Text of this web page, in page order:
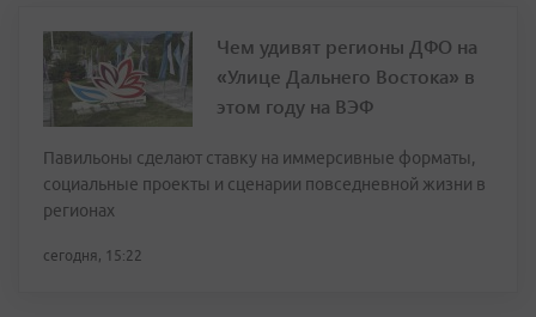
Чем удивят регионы ДФО на
«Улице Дальнего Востока» в
этом году на ВЭФ
Павильоны сделают ставку на иммерсивные форматы,
социальные проекты и сценарии повседневной жизни в
регионах
сегодня, 15:22